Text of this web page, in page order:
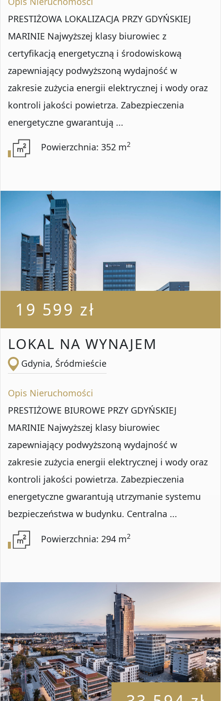
PRESTIŻOWA LOKALIZACJA PRZY GDYŃSKIEJ
MARINIE Najwyższej klasy biurowiec z
certyfikacją energetyczną i środowiskową
zapewniający podwyższoną wydajność w
zakresie zużycia energii elektrycznej i wody oraz
kontroli jakości powietrza. Zabezpieczenia
energetyczne gwarantują ...
Powierzchnia: 352 m2
19 599 zł
LOKAL NA WYNAJEM
Gdynia, Śródmieście
Opis Nieruchomości
PRESTIŻOWE BIUROWE PRZY GDYŃSKIEJ
MARINIE Najwyższej klasy biurowiec
zapewniający podwyższoną wydajność w
zakresie zużycia energii elektrycznej i wody oraz
kontroli jakości powietrza. Zabezpieczenia
energetyczne gwarantują utrzymanie systemu
bezpieczeństwa w budynku. Centralna ...
Powierzchnia: 294 m2